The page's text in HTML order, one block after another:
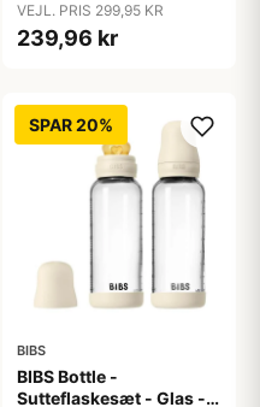
- Ivory
VEJL. PRIS 299,95 KR
239,96 kr
SPAR 20%
BIBS
BIBS Bottle -
Sutteflaskesæt - Glas -